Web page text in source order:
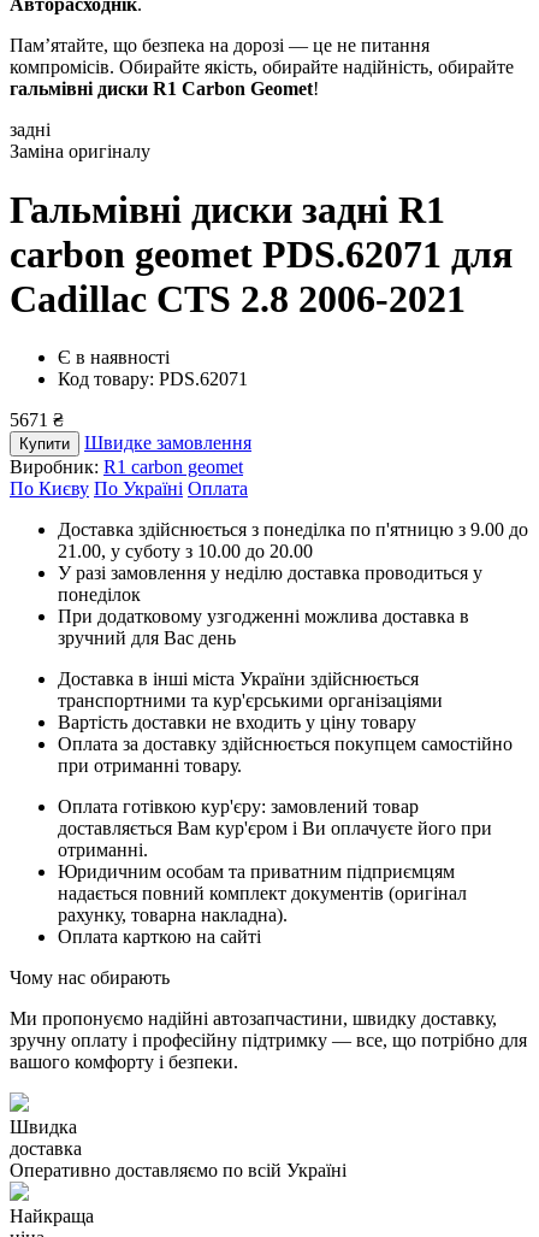
Пам’ятайте, що безпека на дорозі — це не питання
компромісів. Обирайте якість, обирайте надійність, обирайте
гальмівні диски R1 Carbon Geomet!
задні
Заміна оригіналу
Гальмівні диски задні R1
carbon geomet PDS.62071 для
Cadillac CTS 2.8 2006-2021
Є в наявності
Код товару: PDS.62071
5671 ₴
Купити
Швидке замовлення
Виробник: R1 carbon geomet
По Києву По Україні Оплата
Доставка здійснюється з понеділка по п'ятницю з 9.00 до
21.00, у суботу з 10.00 до 20.00
У разі замовлення у неділю доставка проводиться у
понеділок
При додатковому узгодженні можлива доставка в
зручний для Вас день
Доставка в інші міста України здійснюється
транспортними та кур'єрськими організаціями
Вартість доставки не входить у ціну товару
Оплата за доставку здійснюється покупцем самостійно
при отриманні товару.
Оплата готівкою кур'єру: замовлений товар
доставляється Вам кур'єром і Ви оплачуєте його при
отриманні.
Юридичним особам та приватним підприємцям
надається повний комплект документів (оригінал
рахунку, товарна накладна).
Оплата карткою на сайті
Чому нас обирають
Ми пропонуємо надійні автозапчастини, швидку доставку,
зручну оплату і професійну підтримку — все, що потрібно для
вашого комфорту і безпеки.
Швидка
доставка
Оперативно доставляємо по всій Україні
Найкраща